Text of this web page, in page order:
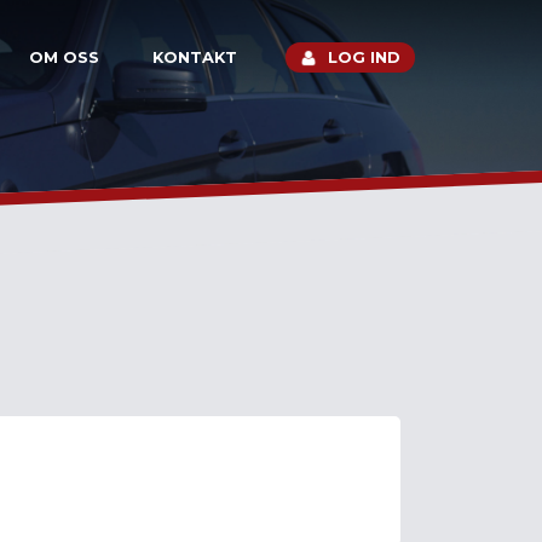
OM OSS KONTAKT LOG IND